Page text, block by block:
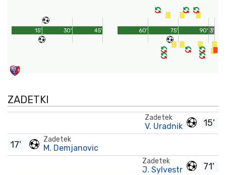
45'
15' 30' 90'
60' 75' 3'
ZADETKI
15'
Zadetek
V. Uradnik
Zadetek
M. Demjanovic
17'
71'
Zadetek
J. Sylvestr